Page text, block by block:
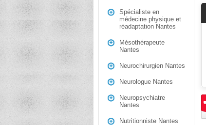
Spécialiste en
médecine physique et
réadaptation Nantes
Mésothérapeute
Nantes
Neurochirurgien Nantes
Neurologue Nantes
Neuropsychiatre
Nantes
Nutritionniste Nantes